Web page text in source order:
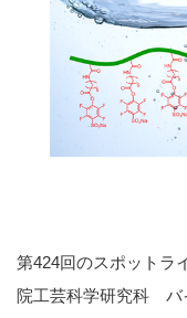
第424回のスポットラ
院工芸科学研究科 バ